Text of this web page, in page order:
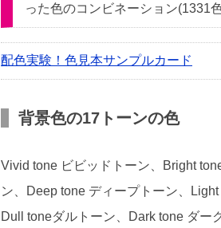
った色のコンビネーション(1331
配色実験！色見本サンプルカード
背景色の17トーンの色
Vivid tone ビビッドトーン、Bright
ン、Deep tone ディープトーン、
Dull toneダルトーン、Dark tone ダー